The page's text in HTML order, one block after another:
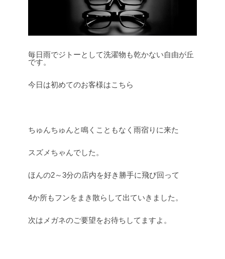
毎日雨でジトーとして洗濯物も乾かない自由が丘
です。
今日は初めてのお客様はこちら
ちゅんちゅんと鳴くこともなく雨宿りに来た
スズメちゃんでした。
ほんの2～3分の店内を好き勝手に飛び回って
4か所もフンをまき散らして出ていきました。
次はメガネのご要望をお待ちしてますよ。